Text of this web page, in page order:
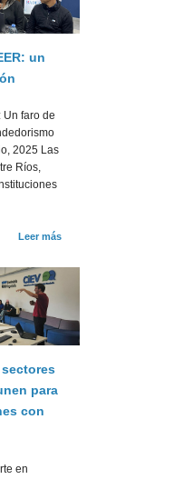
un
Un faro de
2025 Las
Ríos,
Leer más
para
con
en